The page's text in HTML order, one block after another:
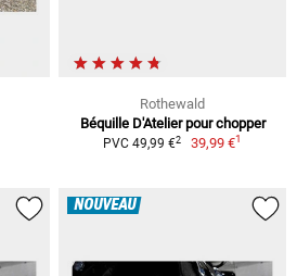
Rothewald
Béquille D'Atelier pour chopper
PVC 49,99 €2 39,99 €1
NOUVEAU